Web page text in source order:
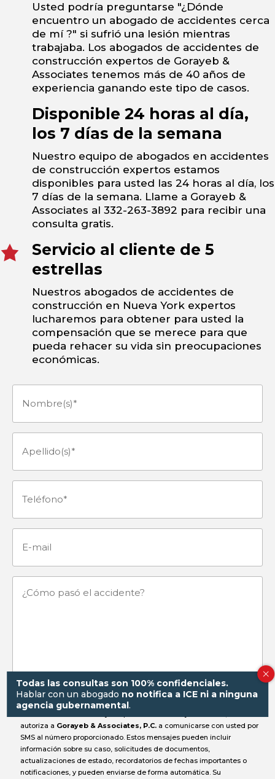
Usted podría preguntarse "¿Dónde
encuentro un abogado de accidentes cerca
de mí ?" si sufrió una lesión mientras
trabajaba. Los abogados de accidentes de
construcción expertos de Gorayeb &
Associates tenemos más de 40 años de
experiencia ganando este tipo de casos.
Disponible 24 horas al día,
los 7 días de la semana
Nuestro equipo de abogados en accidentes
de construcción expertos estamos
disponibles para usted las 24 horas al día, los
7 días de la semana. Llame a Gorayeb &
Associates al 332-263-3892 para recibir una
consulta gratis.
Servicio al cliente de 5
estrellas
Nuestros abogados de accidentes de
construcción en Nueva York expertos
lucharemos para obtener para usted la
compensación que se merece para que
pueda rehacer su vida sin preocupaciones
económicas.
Nombre(s)
Apellido(s)
Teléfono (Obligatorio)
¿Cómo
accidente?
autoriza a Gorayeb & Associates, P.C. a comunicarse con usted por
SMS al número proporcionado. Estos mensajes pueden incluir
información sobre su caso, solicitudes de documentos,
actualizaciones de estado, recordatorios de fechas importantes o
notificaciones, y pueden enviarse de forma automática. Su
Todas las consultas son 100% confidenciales.
Hablar con un abogado no notifica a ICE ni a ninguna
agencia gubernamental.